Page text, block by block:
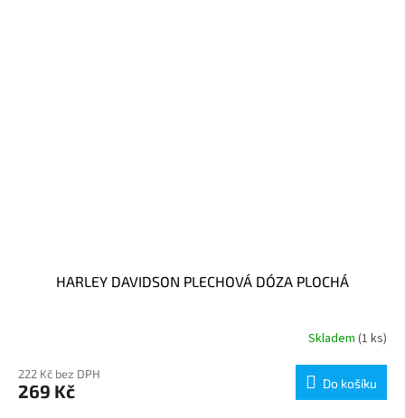
HARLEY DAVIDSON PLECHOVÁ DÓZA PLOCHÁ
Skladem (1 ks)
222 Kč bez DPH
269 Kč Do košíku